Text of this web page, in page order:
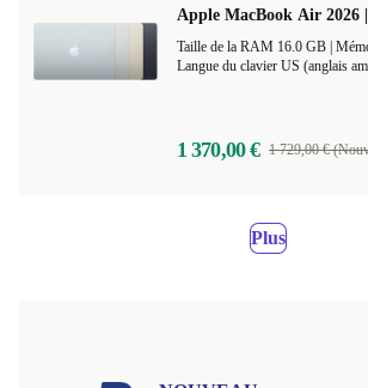
Apple MacBook Air 2026
Langue du clavier US (anglais
1 370,00 € 1 729,00 €
Plus